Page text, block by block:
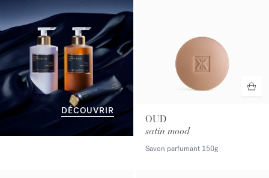
DÉCOUVRIR
OUD
satin mood
Savon parfumant 150g